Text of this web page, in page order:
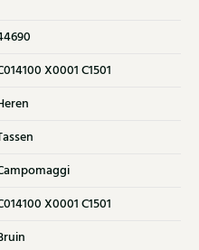
X0001 C1501
X0001 C1501